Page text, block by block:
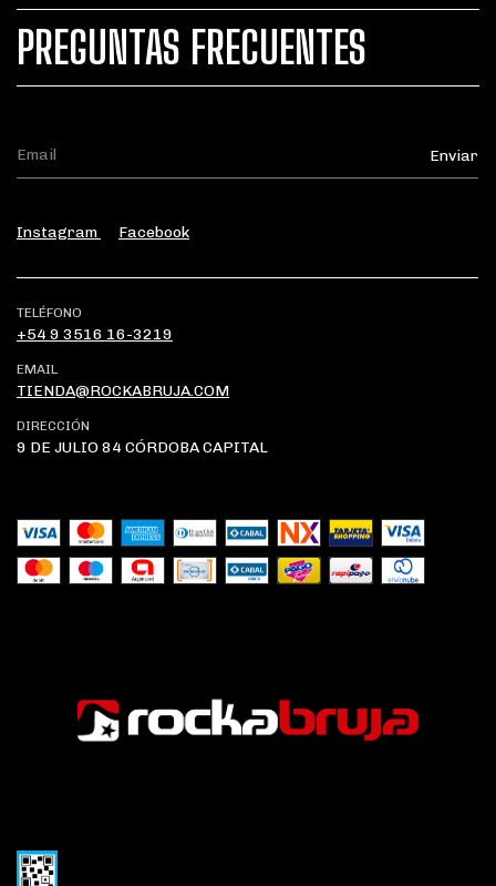
PREGUNTAS FRECUENTES
Instagram Facebook
TELÉFONO
+54 9 3516 16-3219
EMAIL
TIENDA@ROCKABRUJA.COM
DIRECCIÓN
9 DE JULIO 84 CÓRDOBA CAPITAL